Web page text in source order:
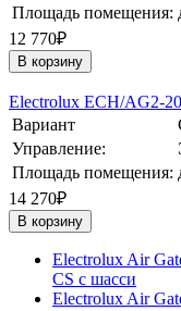
Площадь помещения:
12 770₽
В корзину
Electrolux ECH/AG2-
Вариант
Управление:
Площадь помещения:
14 270₽
В корзину
Electrolux Air
CS с шасси
Electrolux Air